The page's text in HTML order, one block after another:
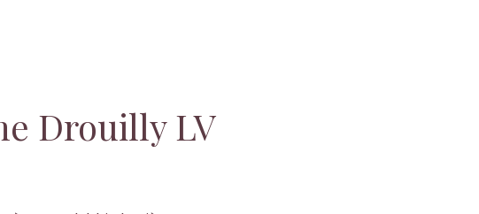
Drouilly LV